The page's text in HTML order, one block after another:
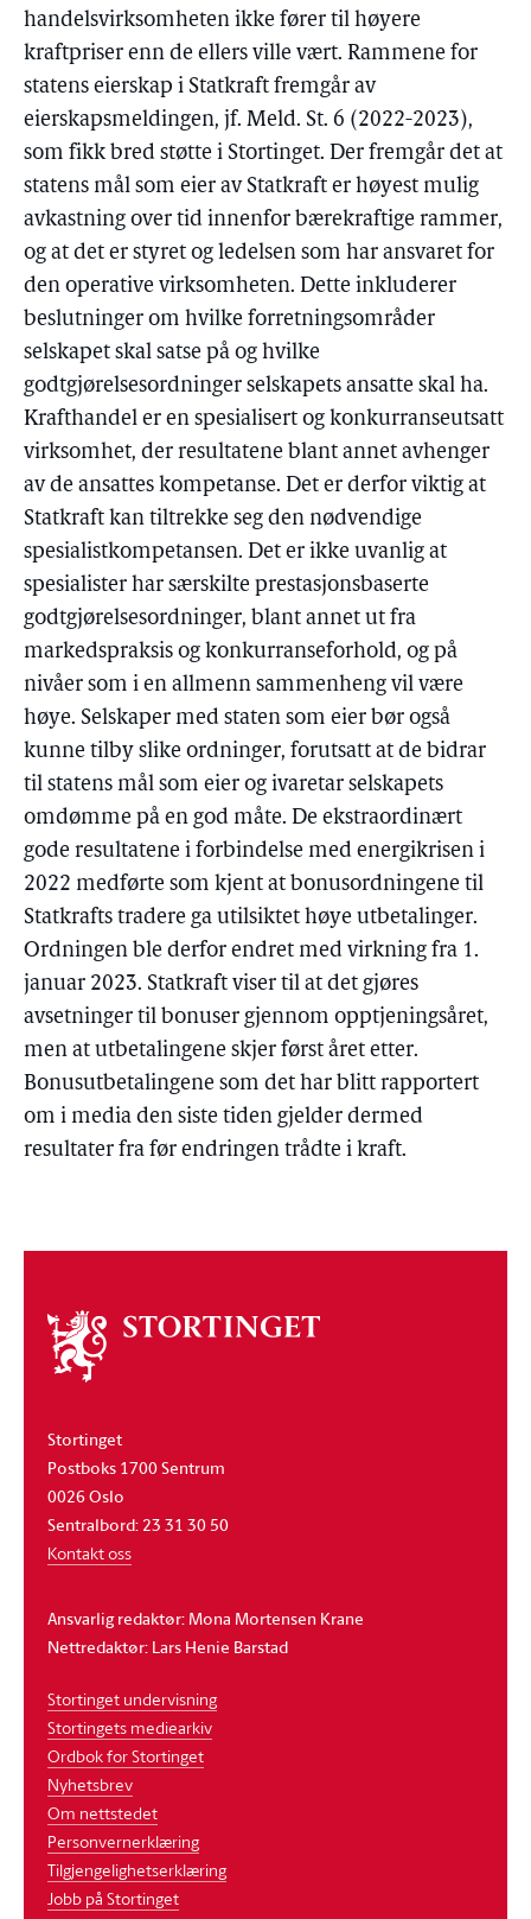
handelsvirksomheten ikke fører til høyere
kraftpriser enn de ellers ville vært. Rammene for
statens eierskap i Statkraft fremgår av
eierskapsmeldingen, jf. Meld. St. 6 (2022-2023),
som fikk bred støtte i Stortinget. Der fremgår det at
statens mål som eier av Statkraft er høyest mulig
avkastning over tid innenfor bærekraftige rammer,
og at det er styret og ledelsen som har ansvaret for
den operative virksomheten. Dette inkluderer
beslutninger om hvilke forretningsområder
selskapet skal satse på og hvilke
godtgjørelsesordninger selskapets ansatte skal ha.
Krafthandel er en spesialisert og konkurranseutsatt
virksomhet, der resultatene blant annet avhenger
av de ansattes kompetanse. Det er derfor viktig at
Statkraft kan tiltrekke seg den nødvendige
spesialistkompetansen. Det er ikke uvanlig at
spesialister har særskilte prestasjonsbaserte
godtgjørelsesordninger, blant annet ut fra
markedspraksis og konkurranseforhold, og på
nivåer som i en allmenn sammenheng vil være
høye. Selskaper med staten som eier bør også
kunne tilby slike ordninger, forutsatt at de bidrar
til statens mål som eier og ivaretar selskapets
omdømme på en god måte. De ekstraordinært
gode resultatene i forbindelse med energikrisen i
2022 medførte som kjent at bonusordningene til
Statkrafts tradere ga utilsiktet høye utbetalinger.
Ordningen ble derfor endret med virkning fra 1.
januar 2023. Statkraft viser til at det gjøres
avsetninger til bonuser gjennom opptjeningsåret,
men at utbetalingene skjer først året etter.
Bonusutbetalingene som det har blitt rapportert
om i media den siste tiden gjelder dermed
resultater fra før endringen trådte i kraft.
Om
stortinget
Stortinget
Postboks 1700 Sentrum
0026 Oslo
Sentralbord: 23 31 30 50
Kontakt oss
Ansvarlig redaktør: Mona Mortensen Krane
Nettredaktør: Lars Henie Barstad
Stortinget undervisning
Stortingets mediearkiv
Ordbok for Stortinget
Nyhetsbrev
Om nettstedet
Personvernerklæring
Tilgjengelighetserklæring
Jobb på Stortinget